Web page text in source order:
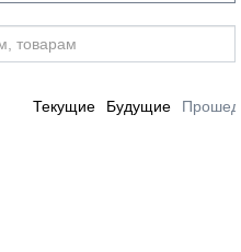
Текущие Будущие